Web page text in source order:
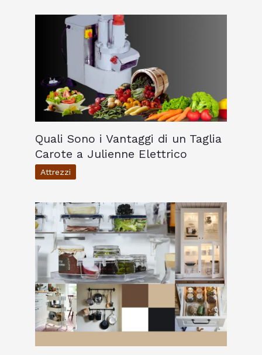
Quali Sono i Vantaggi di un Taglia
Carote a Julienne Elettrico
Attrezzi